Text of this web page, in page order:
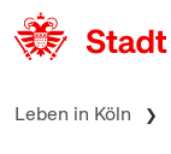
zum Inhalt springen
Leben in Köln